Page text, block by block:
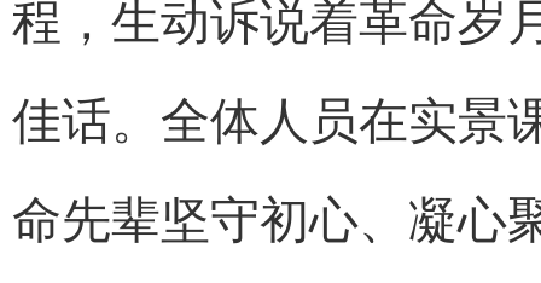
程，生动诉说着革命岁
佳话。全体人员在实景
命先辈坚守初心、凝心